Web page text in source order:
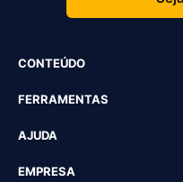
CONTEÚDO
FERRAMENTAS
AJUDA
EMPRESA